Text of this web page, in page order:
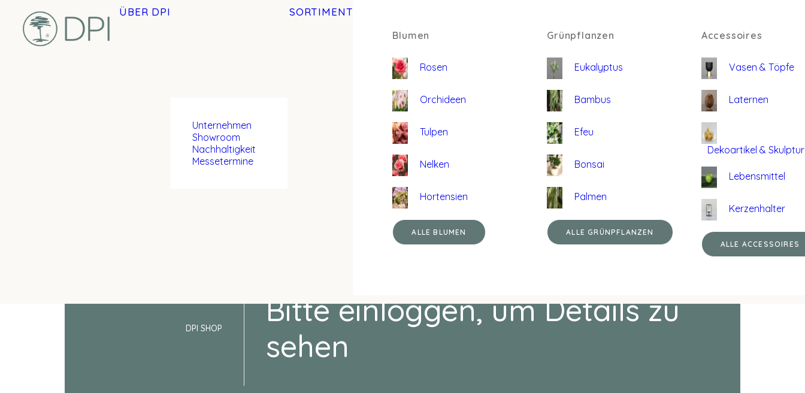
ÜBER DPI
Unternehmen
Showroom
Nachhaltigkeit
Messetermine
SORTIMENT
Blumen
Rosen
Orchideen
Tulpen
Nelken
Hortensien
ALLE BLUMEN
Grünpflanzen
Eukalyptus
Bambus
Efeu
Bonsai
Palmen
ALLE GRÜNPFLANZEN
Accessoires
Vasen & Töpfe
Laternen
Dekoartikel &
Lebensmittel
Kerzenhalter
ALLE ACCESSOIRES
DPI SHOP
Bitte einloggen, um Details zu
sehen